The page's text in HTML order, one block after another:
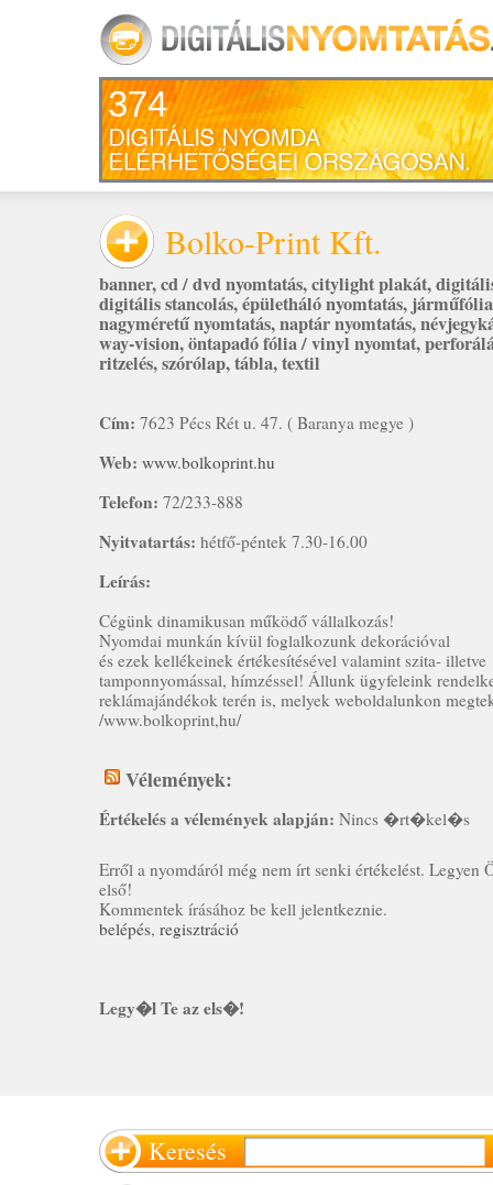
374
Bolko-Print Kft.
banner,cd / dvd nyomtatás,citylight plakát,
digitális stancolás,épületháló nyomtatás, járműfólia
nagyméretű nyomtatás,naptár nyomtatás,
way-vision,öntapadó fólia / vinyl nyomtat,
ritzelés,szórólap,tábla,textil
Cím: 7623 Pécs Rét u. 47. ( Baranya megye )
Web: www.bolkoprint.hu
Telefon: 72/233-888
Nyitvatartás: hétfő-péntek 7.30-16.00
Leírás:
Cégünk dinamikusan működő vállalkozás!
Nyomdai munkán kívül foglalkozunk dekorációval
és ezek kellékeinek értékesítésével valamint szita- illetve
tamponnyomással, hímzéssel! Állunk ügyfeleink
reklámajándékok terén is, melyek weboldalunkon
/www.bolkoprint,hu/
Vélemények:
Értékelés a vélemények alapján: Nincs �rt�kel�s
Erről a nyomdáról még nem írt senki értékelést. Legyen
első!
Kommentek írásához be kell jelentkeznie.
belépés, regisztráció
Legy�l Te az els�!
Keresés